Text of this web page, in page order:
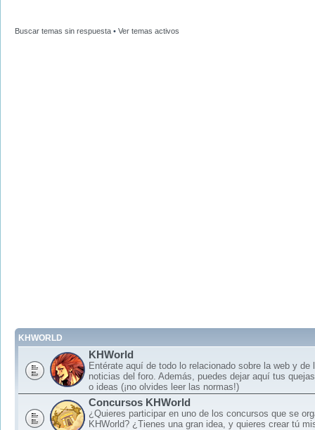
Buscar temas sin respuesta • Ver temas activos
KHWORLD
KHWorld
Entérate aquí de todo lo relacionado sobre la web y de
noticias del foro. Además, puedes dejar aquí tus
o ideas (¡no olvides leer las normas!)
Concursos KHWorld
¿Quieres participar en uno de los concursos que se
KHWorld? ¿Tienes una gran idea, y quieres crear tú